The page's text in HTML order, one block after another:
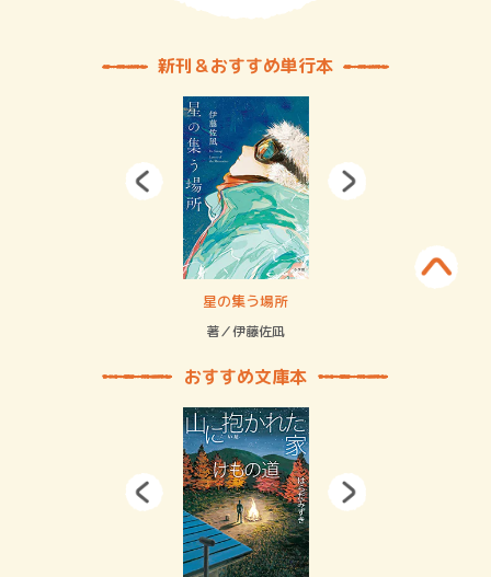
新刊＆おすすめ単行本
星の集う場所
著／伊藤佐凪
おすすめ文庫本